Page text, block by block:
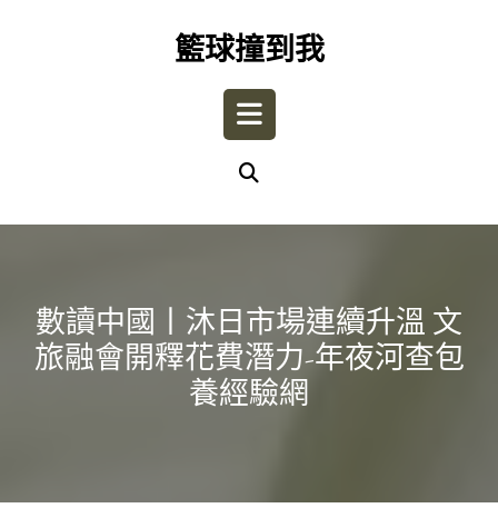
籃球撞到我
Open
數讀中國丨沐日市場連續升溫 文
旅融會開釋花費潛力-年夜河查包
養經驗網